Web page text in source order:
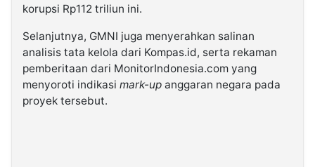
korupsi Rp112 triliun ini.
Selanjutnya, GMNI juga menyerahkan salinan
analisis tata kelola dari Kompas.id, serta rekaman
pemberitaan dari MonitorIndonesia.com yang
menyoroti indikasi mark-up anggaran negara pada
proyek tersebut.